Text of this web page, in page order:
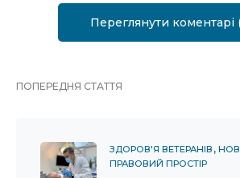
Переглянути коментарі
ПОПЕРЕДНЯ СТАТТЯ
ЗДОРОВ'Я ВЕТЕРАНІВ
ПРАВОВИЙ ПРОСТІР